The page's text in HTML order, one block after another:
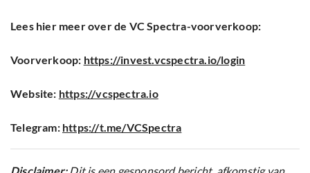
Lees hier meer over de VC Spectra-voorverkoop:
Voorverkoop: https://invest.vcspectra.io/login
Website: https://vcspectra.io
Telegram: https://t.me/VCSpectra